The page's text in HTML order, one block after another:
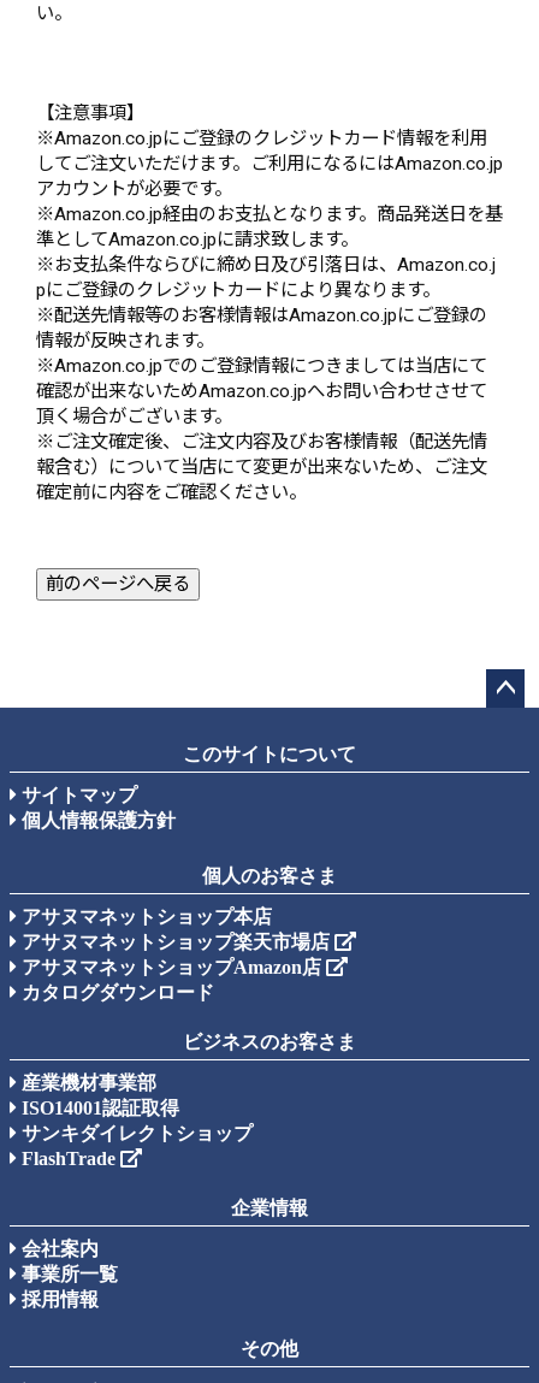
い。
【注意事項】
※Amazon.co.jpにご登録のクレジットカード情報を利用
してご注文いただけます。ご利用になるにはAmazon.co.jp
アカウントが必要です。
※Amazon.co.jp経由のお支払となります。商品発送日を基
準としてAmazon.co.jpに請求致します。
※お支払条件ならびに締め日及び引落日は、Amazon.co.j
pにご登録のクレジットカードにより異なります。
※配送先情報等のお客様情報はAmazon.co.jpにご登録の
情報が反映されます。
※Amazon.co.jpでのご登録情報につきましては当店にて
確認が出来ないためAmazon.co.jpへお問い合わせさせて
頂く場合がございます。
※ご注文確定後、ご注文内容及びお客様情報（配送先情
報含む）について当店にて変更が出来ないため、ご注文
確定前に内容をご確認ください。
前のページへ戻る
ップ
このサイトについて
サイトマップ
個人情報保護方針
個人のお客さま
アサヌマネットショップ本店
アサヌマネットショップ楽天市場店
アサヌマネットショップAmazon店
カタログダウンロード
ビジネスのお客さま
産業機材事業部
ISO14001認証取得
サンキダイレクトショップ
FlashTrade
企業情報
会社案内
事業所一覧
採用情報
その他